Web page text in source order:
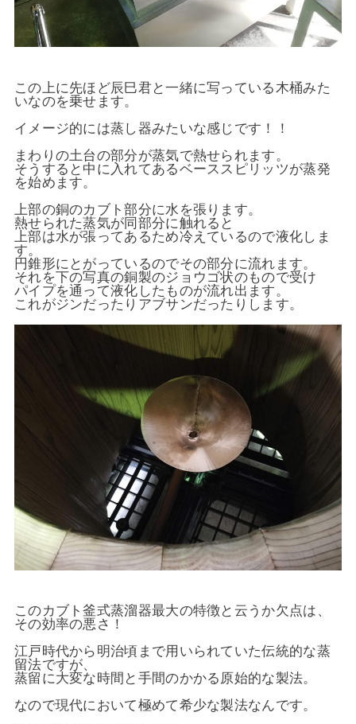
この上に先ほど辰巳君と一緒に写っている木桶みた
いなのを乗せます。
イメージ的には蒸し器みたいな感じです！！
まわりの土台の部分が蒸気で熱せられます。
そうすると中に入れてあるベーススピリッツが蒸発
を始めます。
上部の銅のカブト部分に水を張ります。
熱せられた蒸気が同部分に触れると
上部は水が張ってあるため冷えているので液化しま
す。
円錐形にとがっているのでその部分に流れます。
それを下の写真の銅製のジョウゴ状のもので受け
パイプを通って液化したものが流れ出ます。
これがジンだったりアブサンだったりします。
このカブト釜式蒸溜器最大の特徴と云うか欠点は、
その効率の悪さ！
江戸時代から明治頃まで用いられていた伝統的な蒸
留法ですが、
蒸留に大変な時間と手間のかかる原始的な製法。
なので現代において極めて希少な製法なんです。